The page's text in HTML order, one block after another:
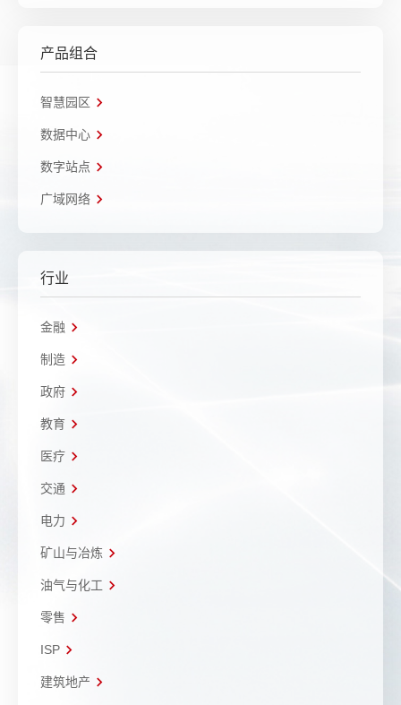
产品组合
智慧园区
数据中心
数字站点
广域网络
行业
金融
制造
政府
教育
医疗
交通
电力
矿山与冶炼
油气与化工
零售
ISP
建筑地产